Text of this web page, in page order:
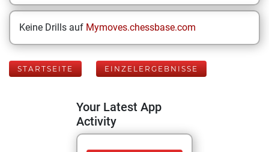
Keine Drills auf Mymoves.chessbase.com
STARTSEITE EINZELERGEBNISSE
Your Latest App
Activity